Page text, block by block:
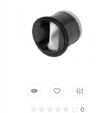
0